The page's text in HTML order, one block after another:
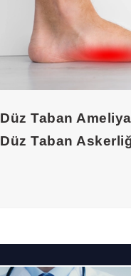
Düz Taban
Düz Taban